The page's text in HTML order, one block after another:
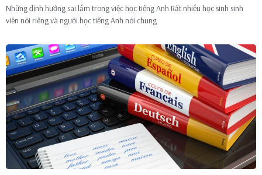
Những định hướng sai lầm trong việc học tiếng Anh Rất nhiều học sinh sinh
viên nói riêng và người học tiếng Anh nói chung